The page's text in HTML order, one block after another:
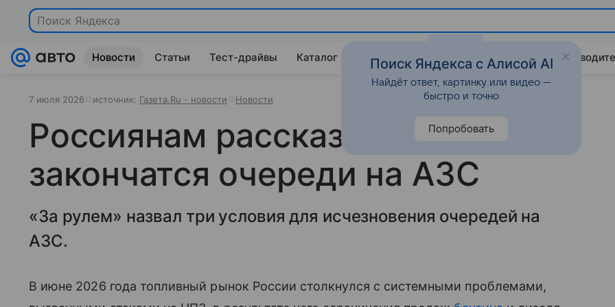
Поиск Яндекса
Новости Статьи Тест-драйвы Каталог Китайские авто Штрафы и ПДД
7 июля 2026 источник: Газета.Ru - новости Новости
Россиянам рассказали, когда
закончатся очереди на АЗС
«За рулем» назвал три условия для исчезновения очередей на
АЗС.
В июне 2026 года топливный рынок России столкнулся с системными проблемами,
Поиск Яндекса с Алисой AI
Найдёт ответ, картинку или видео —
быстро и точно
Попробовать